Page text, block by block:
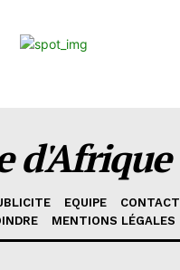
d'Afrique
EQUIPE
CONTACT
MENTIONS LÉGALES